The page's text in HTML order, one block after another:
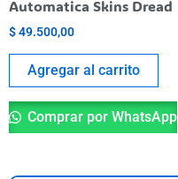
Automatica Skins Dread
$49.500,00
Agregar al carrito
Comprar por WhatsApp